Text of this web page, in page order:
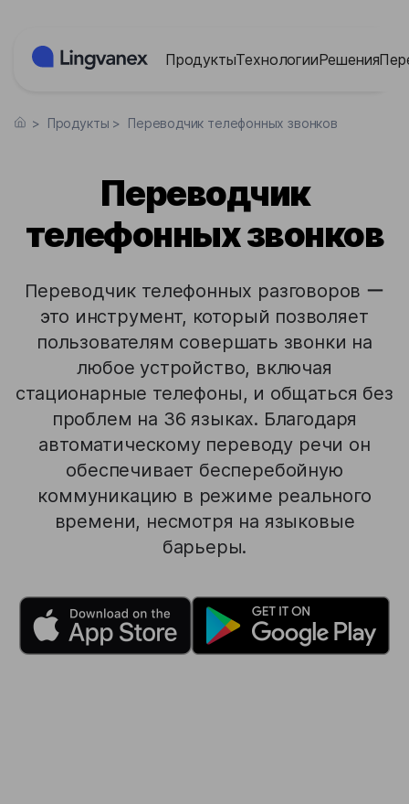
ПродуктыТехнологииРешения
> Продукты > Переводчик телефонных звонков
Переводчик
телефонных звонков
Переводчик телефонных разговоров ー
это инструмент, который позволяет
пользователям совершать звонки на
любое устройство, включая
стационарные телефоны, и общаться без
проблем на 36 языках. Благодаря
автоматическому переводу речи он
обеспечивает бесперебойную
коммуникацию в режиме реального
времени, несмотря на языковые
барьеры.